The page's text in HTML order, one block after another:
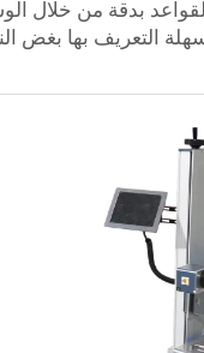
التعريف بها بغض